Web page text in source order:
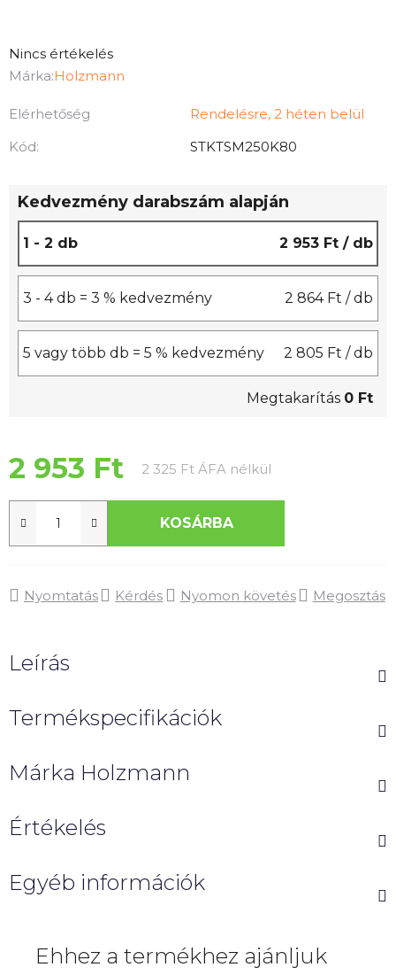
A
termék
értékelése
5-
csillag.
Nincs értékelés
Márka:Holzmann
Elérhetőség
Rendelésre, 2 héten belül
Kód:
STKTSM250K80
Kedvezmény darabszám alapján
1 - 2 db 2 953 Ft / db
3 - 4 db = 3 % kedvezmény 2 864 Ft / db
5 vagy több db = 5 % kedvezmény 2 805 Ft / db
Megtakarítás 0 Ft
2 953 Ft 2 325 Ft ÁFA nélkül
KOSÁRBA
Nyomtatás Kérdés Nyomon követés Megosztás
Leírás
Termékspecifikációk
Márka Holzmann
Értékelés
Egyéb információk
Ehhez a termékhez ajánljuk